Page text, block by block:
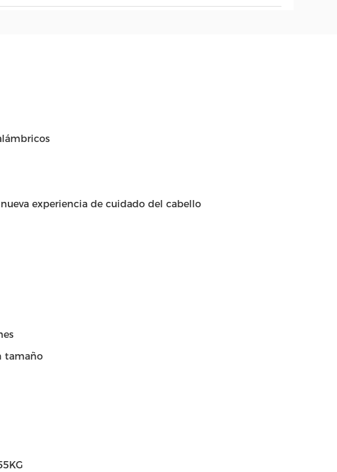
experiencia de cuidado del cabello
tamaño